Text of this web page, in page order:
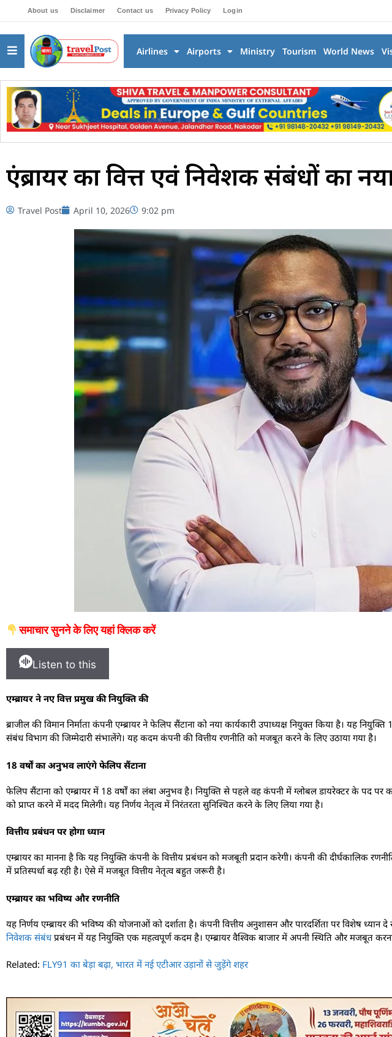
About us Disclaimer Contact us Privacy Policy Login
Airlines Airports Ministry Tourism World News
एंब्रायर का वित्त एवं निवेशक संबंधों का
Travel Post April 10, 2026 9:02 pm
समाचार सुनने के लिए यहां क्लिक करें
Listen to this
एम्ब्रायर ने नए वित्त प्रमुख की नियुक्ति की
ब्राजील की विमान निर्माता कंपनी एम्ब्रायर ने फेलिप सैंटाना को नया कार्यकारी उपाध्यक्ष नियुक्त किया है। यह
संबंध विभाग की जिम्मेदारी संभालेंगे। यह कदम कंपनी की वित्तीय रणनीति को मजबूत करने के लिए उठाया गया है।
18 वर्षों का अनुभव लाएंगे फेलिप सैंटाना
फेलिप सैंटाना को एम्ब्रायर में 18 वर्षों का लंबा अनुभव है। नियुक्ति से पहले वह कंपनी में ग्लोबल डायरेक्टर के पद पर
को प्राप्त करने में मदद मिलेगी। यह निर्णय नेतृत्व में निरंतरता सुनिश्चित करने के लिए लिया गया है।
वित्तीय प्रबंधन पर होगा ध्यान
एम्ब्रायर का मानना है कि यह नियुक्ति कंपनी के वित्तीय प्रबंधन को मजबूती प्रदान करेगी। कंपनी की दीर्घकालिक
में प्रतिस्पर्धा बढ़ रही है। ऐसे में मजबूत वित्तीय नेतृत्व बहुत जरूरी है।
एम्ब्रायर का भविष्य और रणनीति
यह निर्णय एम्ब्रायर की भविष्य की योजनाओं को दर्शाता है। कंपनी वित्तीय अनुशासन और पारदर्शिता पर विशेष ध्यान
निवेशक संबंधप्रबंधन में यह नियुक्ति एक महत्वपूर्ण कदम है। एम्ब्रायर वैश्विक बाजार में अपनी स्थिति और मजबूत
Related: FLY91 का बेड़ा बढ़ा, भारत में नई एटीआर उड़ानों से जुड़ेंगे शहर